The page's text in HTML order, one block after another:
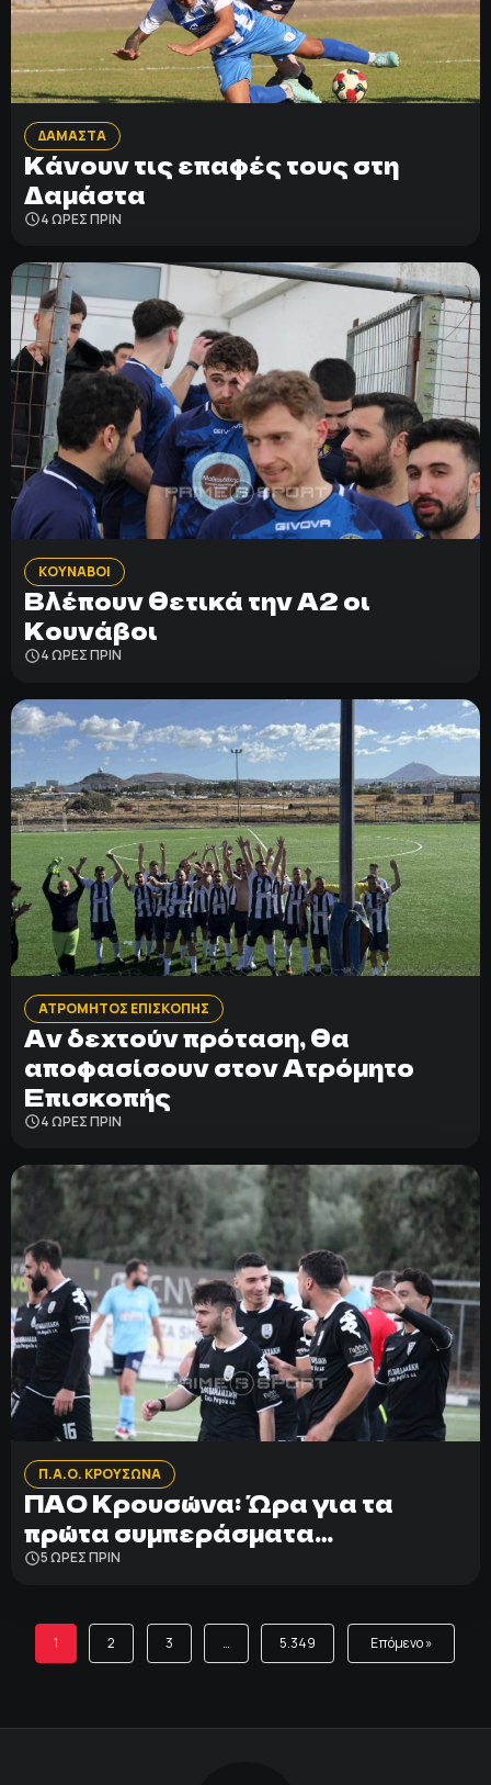
ΔΑΜΑΣΤΑ
Κάνουν τις επαφές τους στη
Δαμάστα
4 ΩΡΕΣ ΠΡΙΝ
ΚΟΥΝΑΒΟΙ
Βλέπουν θετικά την Α2 οι
Κουνάβοι
4 ΩΡΕΣ ΠΡΙΝ
ΑΤΡΟΜΗΤΟΣ ΕΠΙΣΚΟΠΗΣ
Αν δεχτούν πρόταση, θα
αποφασίσουν στον Ατρόμητο
Επισκοπής
4 ΩΡΕΣ ΠΡΙΝ
Π.Α.Ο. ΚΡΟΥΣΩΝΑ
ΠΑΟ Κρουσώνα: Ώρα για τα
πρώτα συμπεράσματα…
5 ΩΡΕΣ ΠΡΙΝ
1 2 3 … 5.349 Επόμενο »